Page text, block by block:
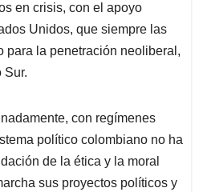
en crisis, con el apoyo
Unidos, que siempre las
para la penetración neoliberal,
Sur.
con regímenes
político colombiano no ha
de la ética y la moral
sus proyectos políticos y